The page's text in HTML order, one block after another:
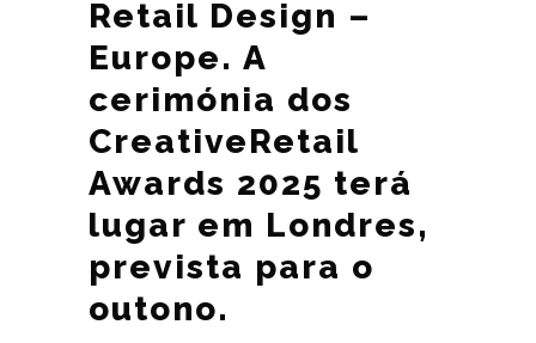
Retail Design –
Europe. A
cerimónia dos
CreativeRetail
Awards 2025 terá
lugar em Londres,
prevista para o
outono.